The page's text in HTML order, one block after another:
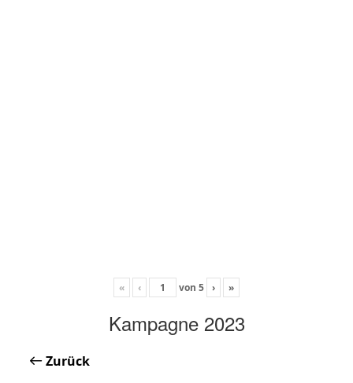
« ‹ von 5 › »
Kampagne 2023
Zurück